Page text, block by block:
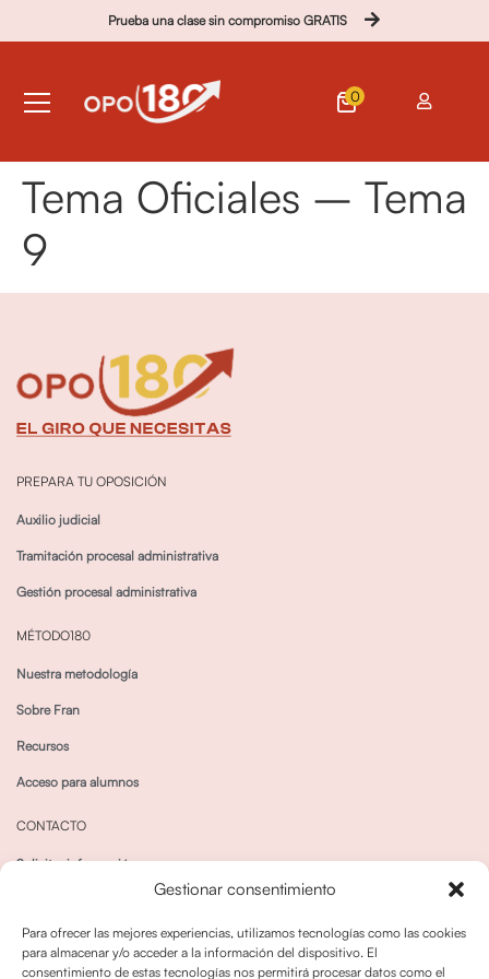
Gestionar consentimiento
Para ofrecer las mejores experiencias, utilizamos tecnologías como las cookies
para almacenar y/o acceder a la información del dispositivo. El
consentimiento de estas tecnologías nos permitirá procesar datos como el
Prueba una clase sin compromiso GRATIS
0
Tema Oficiales – Tema
9
PREPARA TU OPOSICIÓN
Auxilio judicial
Tramitación procesal administrativa
Gestión procesal administrativa
MÉTODO180
Nuestra metodología
Sobre Fran
Recursos
Acceso para alumnos
CONTACTO
Solicitar información